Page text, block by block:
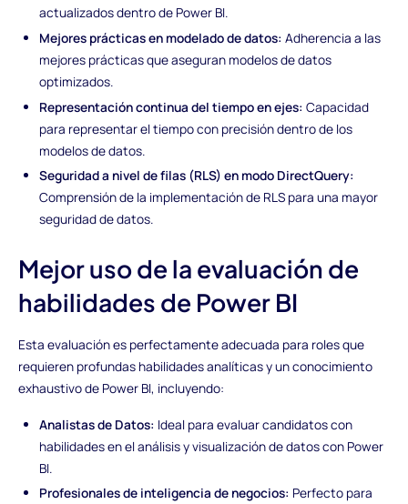
actualizados dentro de Power BI.
Mejores prácticas en modelado de datos: Adherencia a las
mejores prácticas que aseguran modelos de datos
optimizados.
Representación continua del tiempo en ejes: Capacidad
para representar el tiempo con precisión dentro de los
modelos de datos.
Seguridad a nivel de filas (RLS) en modo DirectQuery:
Comprensión de la implementación de RLS para una mayor
seguridad de datos.
Mejor uso de la evaluación de
habilidades de Power BI
Esta evaluación es perfectamente adecuada para roles que
requieren profundas habilidades analíticas y un conocimiento
exhaustivo de Power BI, incluyendo:
Analistas de Datos: Ideal para evaluar candidatos con
habilidades en el análisis y visualización de datos con Power
BI.
Profesionales de inteligencia de negocios: Perfecto para